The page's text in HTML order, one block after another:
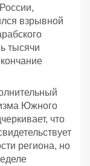
взрывной
тысячи
Южного
что
региона, но